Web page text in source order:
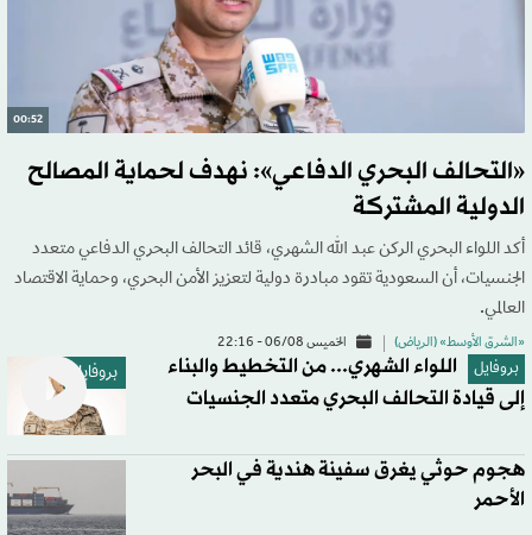
00:52
«التحالف البحري الدفاعي»: نهدف لحماية المصالح
الدولية المشتركة
أكد اللواء البحري الركن عبد الله الشهري، قائد التحالف البحري الدفاعي متعدد
الجنسيات، أن السعودية تقود مبادرة دولية لتعزيز الأمن البحري، وحماية الاقتصاد
العالمي.
«الشرق الأوسط» (الرياض) الخميس 06/08 - 22:16
بروفايل بروفايل
اللواء الشهري... من التخطيط والبناء
إلى قيادة التحالف البحري متعدد الجنسيات
هجوم حوثي يغرق سفينة هندية في البحر
الأحمر